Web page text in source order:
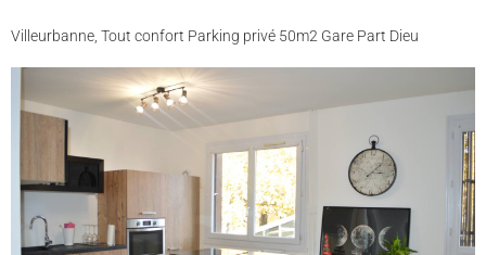
Villeurbanne, Tout confort Parking privé 50m2 Gare Part Dieu